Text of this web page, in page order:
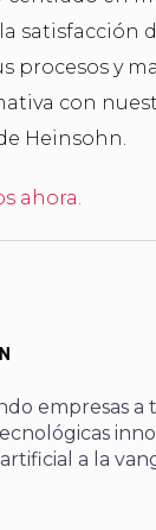
satisfacción
procesos y
con
Heinsohn.
ahora.
empresas a
a la